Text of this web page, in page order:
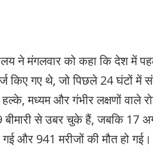
ने मंगलवार को कहा कि देश में
किए गए थे, जो पिछले 24 घंटों में
मध्यम और गंभीर लक्षणों वाले
से उबर चुके हैं, जबकि 17
गई और 941 मरीजों की मौत हो